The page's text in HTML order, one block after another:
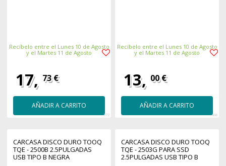
Recíbelo entre el Lunes 10 de Agosto
y el Martes 11 de Agosto
17, 73 €
AÑADIR A CARRITO
372
Recíbelo entre el Lunes 10 de Agosto
y el Martes 11 de Agosto
13, 00 €
AÑADIR A CARRITO
488
CARCASA DISCO DURO TOOQ
TQE - 2500B 2.5PULGADAS
USB TIPO B NEGRA
CARCASA DISCO DURO TOOQ
TQE - 2503G PARA SSD
2.5PULGADAS USB TIPO B